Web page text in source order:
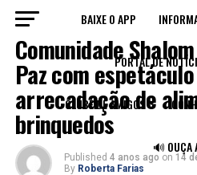
BAIXE O APP
PORTAL DE
CLUBE DE AMIGOS
🔊 OUÇA
LEGADO
Comunidade
Paz com
arrecadação de
brinquedos
Published 4 anos ago on 14
By Roberta Farias